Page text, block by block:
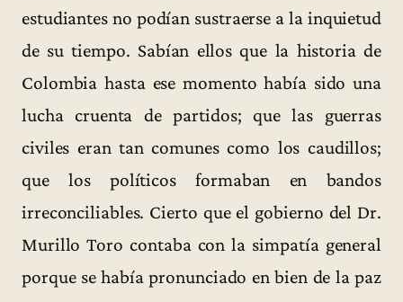
estudiantes no podían sustraerse a la inquietud
de su tiempo. Sabían ellos que la historia de
Colombia hasta ese momento había sido una
lucha cruenta de partidos; que las guerras
civiles eran tan comunes como los caudillos;
que los políticos formaban en bandos
irreconciliables. Cierto que el gobierno del Dr.
Murillo Toro contaba con la simpatía general
porque se había pronunciado en bien de la paz